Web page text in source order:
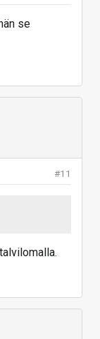
se
#11